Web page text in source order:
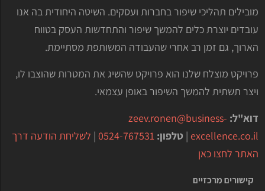
מובילים תהליכי שיפור בחברות ועסקים. השיטה היחודית בה אנו
עובדים יוצרת כלים להמשך שיפור והתחדשות העסק בטווח
הארוך, גם זמן רב אחרי שהעבודה המשותפת מסתיימת.
פרויקט מוצלח שלנו הוא פרויקט שהשיג את המטרות שהוצבו לו,
ויצר תשתית להמשך השיפור באופן עצמאי.
דוא"ל: zeev.ronen@business-
excellence.co.il
| טלפון: 0524-767531
| לשליחת הודעה דרך
האתר לחצו כאן
קישורים מרכזיים